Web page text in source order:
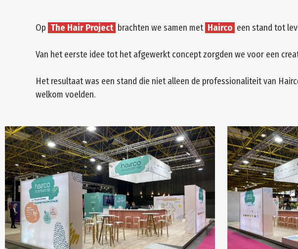
Op The Hair Project brachten we samen met Hairco een stand tot
Van het eerste idee tot het afgewerkt concept zorgden we voor een
Het resultaat was een stand die niet alleen de professionaliteit van
welkom voelden.